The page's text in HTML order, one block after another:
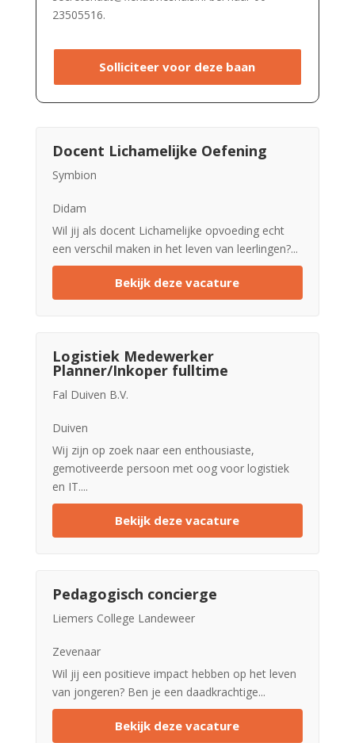
23505516.
Solliciteer voor deze baan
Docent Lichamelijke Oefening
Symbion
Didam
Wil jij als docent Lichamelijke opvoeding echt
een verschil maken in het leven van leerlingen?...
Bekijk deze vacature
Logistiek Medewerker
Planner/Inkoper fulltime
Fal Duiven B.V.
Duiven
Wij zijn op zoek naar een enthousiaste,
gemotiveerde persoon met oog voor logistiek
en IT....
Bekijk deze vacature
Pedagogisch concierge
Liemers College Landeweer
Zevenaar
Wil jij een positieve impact hebben op het leven
van jongeren? Ben je een daadkrachtige...
Bekijk deze vacature